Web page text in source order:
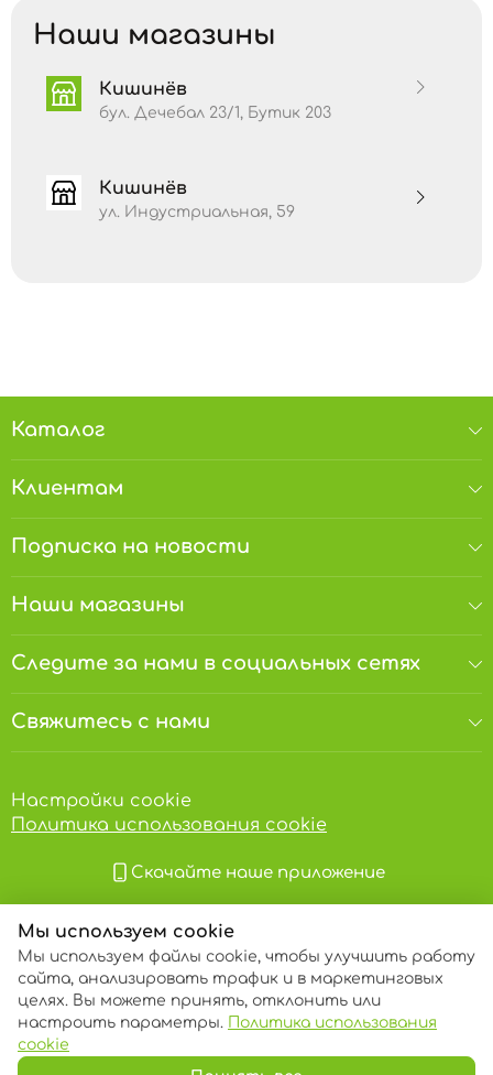
ПИЩЕВАЯ ЦЕННОСТЬ / 100 г
Калорийность:330 кКал
2,5 г
Белки:11 г
Наши магазины
Кишинёв
бул. Дечебал 23/1, Бутик 203
Кишинёв
ул. Индустриальная, 59
Каталог
Клиентам
Подписка на новости
Наши магазины
Следите за нами в социальных сетях
Свяжитесь с нами
Настройки cookie
Политика использования cookie
Скачайте наше приложение
© 2013 – 2026 ECOM
Мы используем cookie
Мы используем файлы cookie, чтобы улучшить работу
сайта, анализировать трафик и в маркетинговых
целях. Вы можете принять, отклонить или
настроить параметры. Политика использования
cookie